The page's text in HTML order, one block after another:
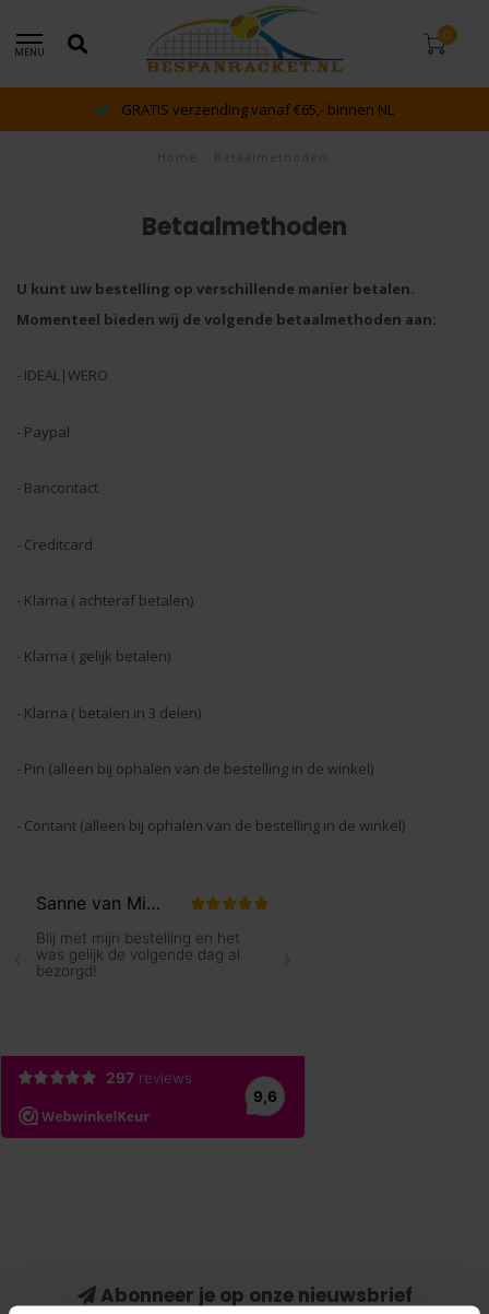
MENU
0
GRATIS verzending vanaf €65,- binnen NL
Betaalmethoden
U kunt uw bestelling op verschillende manier betalen.
Momenteel bieden wij de volgende betaalmethoden aan:
- IDEAL|WERO
- Paypal
- Bancontact
- Creditcard
- Klarna ( achteraf betalen)
- Klarna ( gelijk betalen)
- Klarna ( betalen in 3 delen)
- Pin (alleen bij ophalen van de bestelling in de winkel)
- Contant (alleen bij ophalen van de bestelling in de winkel)
Abonneer je op onze nieuwsbrief